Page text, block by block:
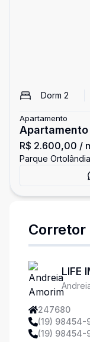
Dorm 2
Apartamento
Franceschini
R$ 2.600,00 /
Parque
Corretor
LIFE
247680
(19) 98454-
(19) 98454-